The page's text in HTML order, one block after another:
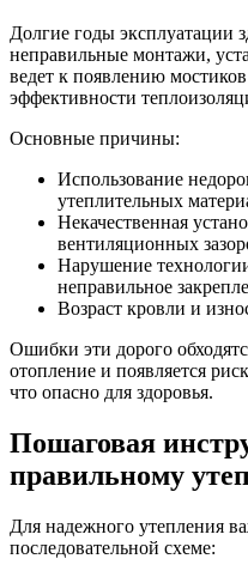
Долгие годы эксплуатации
неправильные монтажи,
ведет к появлению
эффективности
Основные причины:
Использование
утеплительных
Некачественная
вентиляционных
Нарушение
неправильное
Возраст кровли и
Ошибки эти дорого
отопление и появляется
что опасно для здоровья.
Пошаговая
правильному
Для надежного утепления
последовательной схеме: